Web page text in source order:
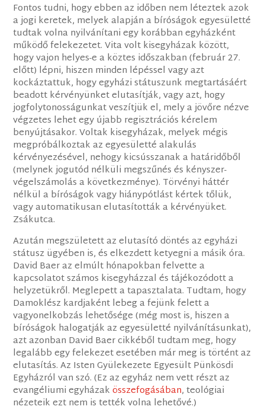
Fontos tudni, hogy ebben az időben nem léteztek azok
a jogi keretek, melyek alapján a bíróságok egyesületté
tudtak volna nyilvánítani egy korábban egyházként
működő felekezetet. Vita volt kisegyházak között,
hogy vajon helyes-e a köztes időszakban (február 27.
előtt) lépni, hiszen minden lépéssel vagy azt
kockáztattuk, hogy egyházi státuszunk megtartásáért
beadott kérvényünket elutasítják, vagy azt, hogy
jogfolytonosságunkat veszítjük el, mely a jövőre nézve
végzetes lehet egy újabb regisztrációs kérelem
benyújtásakor. Voltak kisegyházak, melyek mégis
megpróbálkoztak az egyesületté alakulás
kérvényezésével, nehogy kicsússzanak a határidőből
(melynek jogutód nélküli megszűnés és kényszer-
végelszámolás a következménye). Törvényi háttér
nélkül a bíróságok vagy hiánypótlást kértek tőlük,
vagy automatikusan elutasították a kérvényüket.
Zsákutca.
Azután megszületett az elutasító döntés az egyházi
státusz ügyében is, és elkezdett ketyegni a másik óra.
David Baer az elmúlt hónapokban felvette a
kapcsolatot számos kisegyházzal és tájékozódott a
helyzetükről. Meglepett a tapasztalata. Tudtam, hogy
Damoklész kardjaként lebeg a fejünk felett a
vagyonelkobzás lehetősége (még most is, hiszen a
bíróságok halogatják az egyesületté nyilvánításunkat),
azt azonban David Baer cikkéből tudtam meg, hogy
legalább egy felekezet esetében már meg is történt az
elutasítás. Az Isten Gyülekezete Egyesült Pünkösdi
Egyházról van szó. (Ez az egyház nem vett részt az
evangéliumi egyházakösszefogásában, teológiai
nézeteik ezt nem is tették volna lehetővé.)